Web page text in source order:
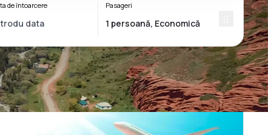
de întoarcere Pasageri